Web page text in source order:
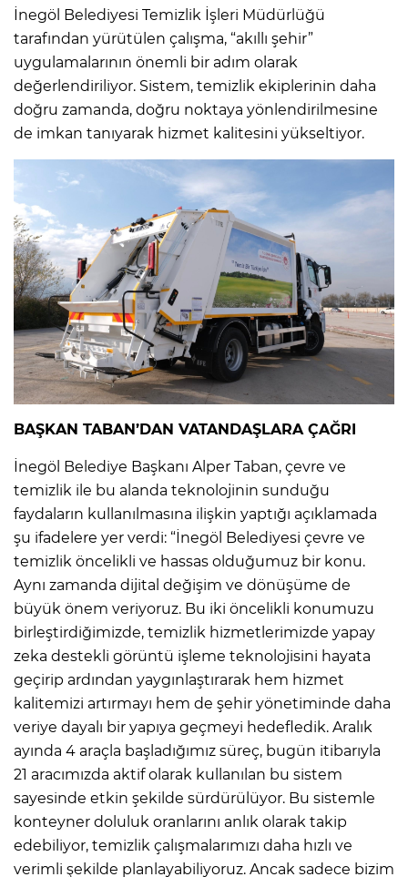
İnegöl Belediyesi Temizlik İşleri Müdürlüğü
tarafından yürütülen çalışma, “akıllı şehir”
uygulamalarının önemli bir adım olarak
değerlendiriliyor. Sistem, temizlik ekiplerinin daha
doğru zamanda, doğru noktaya yönlendirilmesine
de imkan tanıyarak hizmet kalitesini yükseltiyor.
BAŞKAN TABAN’DAN VATANDAŞLARA ÇAĞRI
İnegöl Belediye Başkanı Alper Taban, çevre ve
temizlik ile bu alanda teknolojinin sunduğu
faydaların kullanılmasına ilişkin yaptığı açıklamada
şu ifadelere yer verdi: “İnegöl Belediyesi çevre ve
temizlik öncelikli ve hassas olduğumuz bir konu.
Aynı zamanda dijital değişim ve dönüşüme de
büyük önem veriyoruz. Bu iki öncelikli konumuzu
birleştirdiğimizde, temizlik hizmetlerimizde yapay
zeka destekli görüntü işleme teknolojisini hayata
geçirip ardından yaygınlaştırarak hem hizmet
kalitemizi artırmayı hem de şehir yönetiminde daha
veriye dayalı bir yapıya geçmeyi hedefledik. Aralık
ayında 4 araçla başladığımız süreç, bugün itibarıyla
21 aracımızda aktif olarak kullanılan bu sistem
sayesinde etkin şekilde sürdürülüyor. Bu sistemle
konteyner doluluk oranlarını anlık olarak takip
edebiliyor, temizlik çalışmalarımızı daha hızlı ve
verimli şekilde planlayabiliyoruz. Ancak sadece bizim